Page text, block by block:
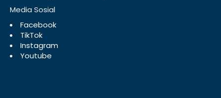
Media Sosial
Facebook
TikTok
Instagram
Youtube